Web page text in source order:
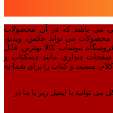
می باشد که در آن محصولات
می تواند عکس، ویدیو،
نیوشاپ کالا بهترین فایل
دیداری مانند دسکتاپ و
مستند و کتاب را برای شما به
توانید با ایمیل زیر با ما در